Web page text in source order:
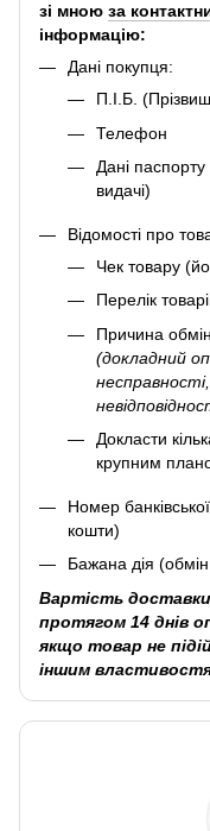
зі мною за
інформацію:
Дані покупця:
П.І.Б.
Телефон
Дані
видачі)
Відомості про
Чек товару
Перелік
Причина
(докладний
Докласти
крупним
Номер
кошти)
Бажана дія
Вартість
протягом 14 днів
якщо товар не
іншим